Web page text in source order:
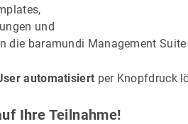
und
die baramundi Management Suite
automatisiert per Knopfdruck
Ihre Teilnahme!